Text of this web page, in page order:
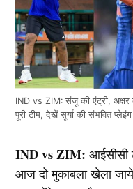
IND vs ZIM: संजू की एंट्री, अक्षर
पूरी टीम, देखें सूर्या की संभवित
IND vs ZIM: आईसीसी
आज दो मुकाबला खेला